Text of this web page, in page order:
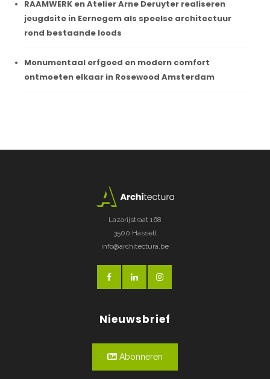
RAAMWERK en Atelier Arne Deruyter realiseren
jeugdsite in Eernegem als speelse architectuur
rond bestaande loods
Monumentaal erfgoed en modern comfort
ontmoeten elkaar in Rosewood Amsterdam
Lazarijstraat 168
3500 Hasselt
info@architectura.be
Nieuwsbrief
Abonneren